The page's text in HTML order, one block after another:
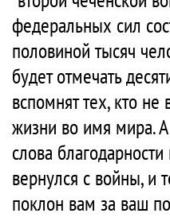
федеральных сил
половиной тысяч
будет отмечать
вспомнят тех, кто не
жизни во имя мира.
слова
вернулся с войны, и
поклон вам за ваш